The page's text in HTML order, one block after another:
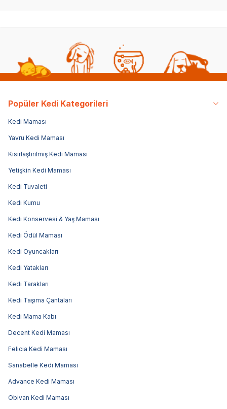
Popüler Kedi Kategorileri
Kedi Maması
Yavru Kedi Maması
Kısırlaştırılmış Kedi Maması
Yetişkin Kedi Maması
Kedi Tuvaleti
Kedi Kumu
Kedi Konservesi & Yaş Maması
Kedi Ödül Maması
Kedi Oyuncakları
Kedi Yatakları
Kedi Tarakları
Kedi Taşıma Çantaları
Kedi Mama Kabı
Decent Kedi Maması
Felicia Kedi Maması
Sanabelle Kedi Maması
Advance Kedi Maması
Obivan Kedi Maması